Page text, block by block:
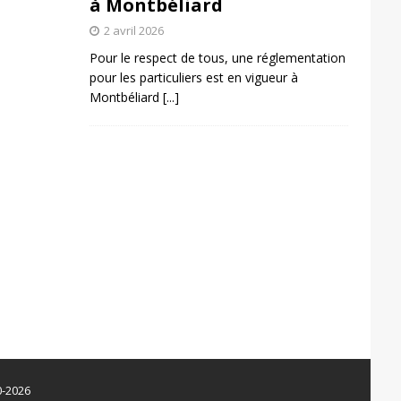
à Montbéliard
2 avril 2026
Pour le respect de tous, une réglementation
pour les particuliers est en vigueur à
Montbéliard [...]
2026